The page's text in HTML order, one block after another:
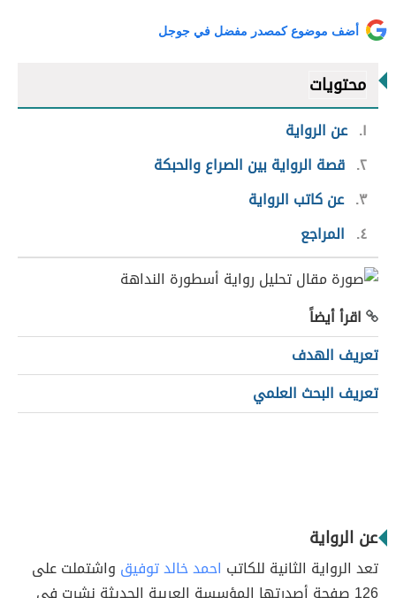
أضف موضوع كمصدر مفضل في جوجل
محتويات
١ عن الرواية
٢ قصة الرواية بين الصراع والحبكة
٣ عن كاتب الرواية
٤
المراجع
اقرأ أيضاً
تعريف الهدف
تعريف البحث العلمي
عن الرواية
تعد الرواية الثانية للكاتب احمد خالد توفيق واشتملت على